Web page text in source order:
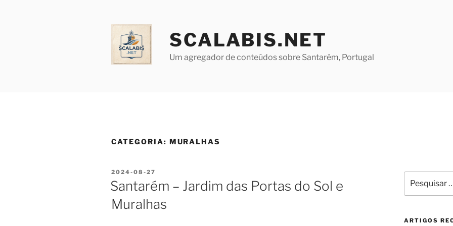
SCALABIS.NET
Um agregador de conteúdos sobre Santarém, Portugal
CATEGORIA: MURALHAS
PUBLICADO
EM
2024-08-27
Santarém – Jardim das Portas do Sol e
Muralhas
por:
ARTIGOS